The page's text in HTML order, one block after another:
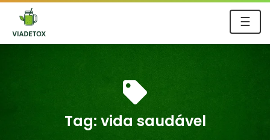
☰
Tag: vida saudável